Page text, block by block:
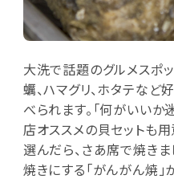
大洗で話題のグルメスポ
蠣、ハマグリ、ホタテな
べられます。「何がいいか
店オススメの貝セットも
選んだら、さあ席で焼きま
焼きにする「がんがん焼」